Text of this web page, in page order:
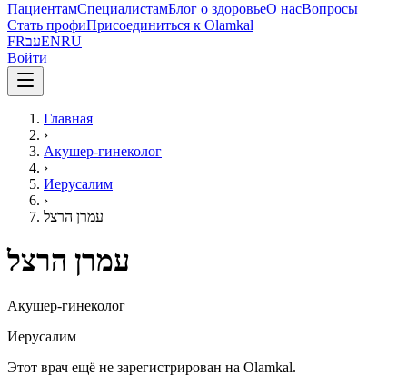
ПациентамСпециалистамБлог о здоровьеО насВопросы
Стать профиПрисоединиться к Olamkal
FRעבENRU
Войти
Главная
›
Акушер-гинеколог
›
Иерусалим
›
עמרן הרצל
עמרן הרצל
Акушер-гинеколог
Иерусалим
Этот врач ещё не зарегистрирован на Olamkal.